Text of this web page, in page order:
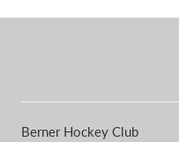
Berner Hockey Club